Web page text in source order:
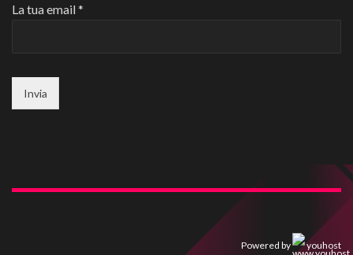
La tua email *
Powered by youhost